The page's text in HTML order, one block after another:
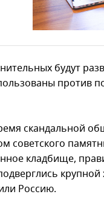
будут
против
скандальной
советского
кладбище,
крупной
Россию.